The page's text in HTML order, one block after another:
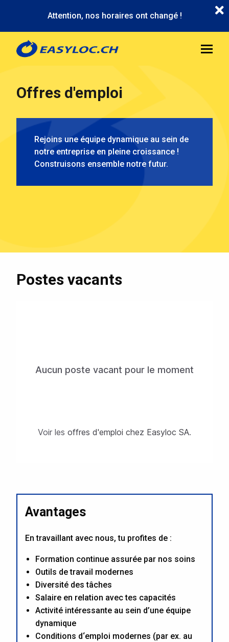
contenu
principal
Attention, nos horaires ont changé !
Offres d'emploi
Rejoins une équipe dynamique au sein de
notre entreprise en pleine croissance !
Construisons ensemble notre futur.
Postes vacants
Aucun poste vacant pour le moment
Voir les offres d'emploi chez Easyloc SA.
Avantages
En travaillant avec nous, tu profites de :
Formation continue assurée par nos soins
Outils de travail modernes
Diversité des tâches
Salaire en relation avec tes capacités
Activité intéressante au sein d’une équipe
dynamique
Conditions d‘emploi modernes (par ex. au